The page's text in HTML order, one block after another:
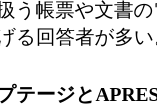
う帳票や文書
る回答者が多
テージと